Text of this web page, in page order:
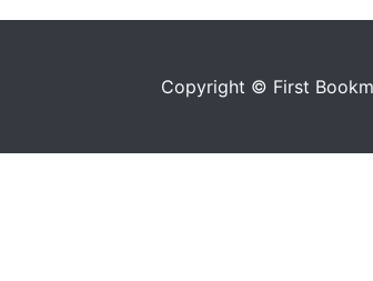
Copyright © First